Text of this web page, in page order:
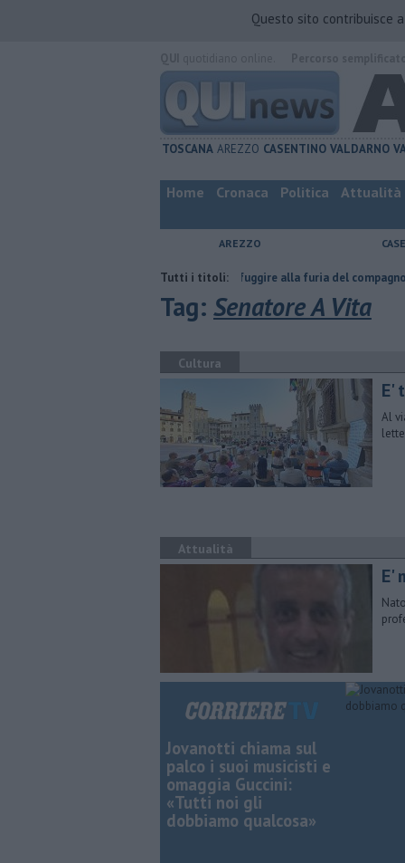
Questo sito contribuisce
TOSCANA AREZZO CASENTINO VALDARNO
Home Cronaca Politica Attualità
AREZZO
Tutti i titoli:
Nascosta in un bar per sfuggire alla furia del compagno
Tag: Senatore A Vita
Cultura
E'
Al
Attualità
E'
Jovanotti chiama sul
palco i suoi musicisti e
omaggia Guccini:
«Tutti noi gli
dobbiamo qualcosa»